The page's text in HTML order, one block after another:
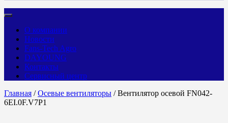
О компании
Новости
Fans-Tech Agro
DAYOUNG
Контакты
Сервисный центр
Главная /Осевые вентиляторы / Вентилятор осевой FN042-
6EI.0F.V7P1